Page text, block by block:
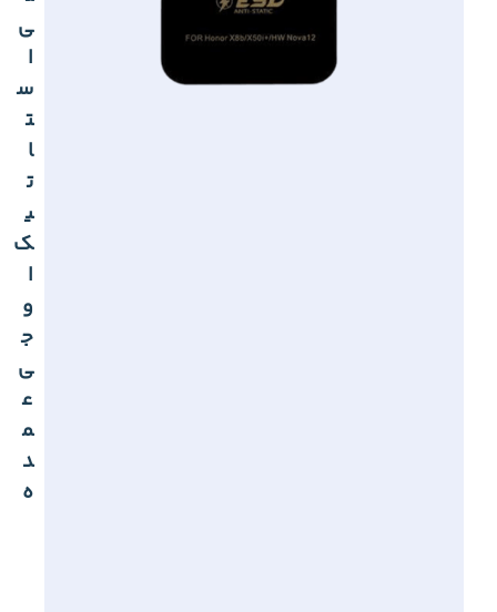
ی
ا
س
ت
ا
ت
ی
ک
ا
و
ج
ی
ع
م
د
ه